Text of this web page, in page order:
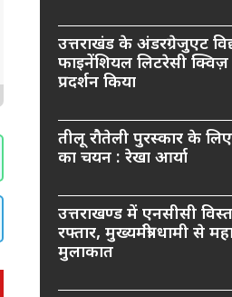
उत्तराखंड के अंडरग्रेजुएट
फाइनेंशियल लिटरेसी
प्रदर्शन किया
तीलू रौतेली पुरस्कार के
का चयन : रेखा आर्या
उत्तराखण्ड में एनसीसी
रफ्तार, मुख्यमंत्री धामी से
मुलाकात